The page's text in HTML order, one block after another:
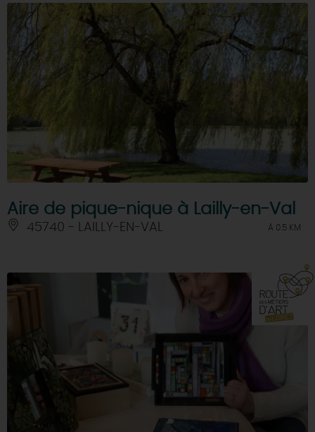
Aire de pique-nique à Lailly-en-Val
45740 - LAILLY-EN-VAL À 0.5 KM